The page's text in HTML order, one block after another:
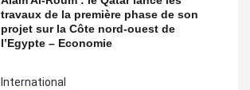
travaux de la première phase de son
projet sur la Côte nord-ouest de
l’Egypte – Economie
International